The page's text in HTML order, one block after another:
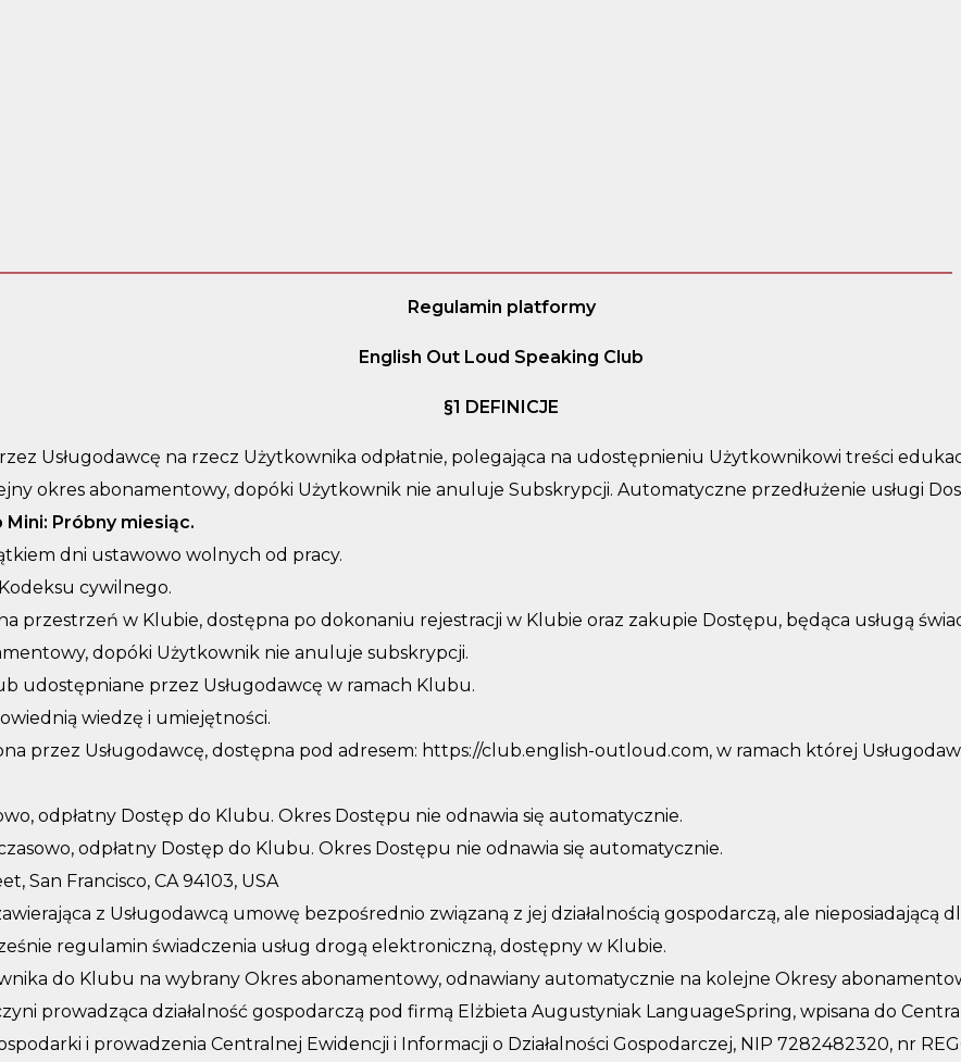
Regulamin platformy
English Out Loud Speaking Club
§1 DEFINICJE
Usługodawcę na rzecz Użytkownika odpłatnie, polegająca na udostępnieniu Użytkownikowi treści
okres abonamentowy, dopóki Użytkownik nie anuluje Subskrypcji. Automatyczne przedłużenie usługi
Mini: Próbny miesiąc.
dni ustawowo wolnych od pracy.
cywilnego.
przestrzeń w Klubie, dostępna po dokonaniu rejestracji w Klubie oraz zakupie Dostępu, będąca usługą
dopóki Użytkownik nie anuluje subskrypcji.
udostępniane przez Usługodawcę w ramach Klubu.
wiedzę i umiejętności.
przez Usługodawcę, dostępna pod adresem: https://club.english-outloud.com, w ramach której
odpłatny Dostęp do Klubu. Okres Dostępu nie odnawia się automatycznie.
odpłatny Dostęp do Klubu. Okres Dostępu nie odnawia się automatycznie.
San Francisco, CA 94103, USA
z Usługodawcą umowę bezpośrednio związaną z jej działalnością gospodarczą, ale nieposiadającą
regulamin świadczenia usług drogą elektroniczną, dostępny w Klubie.
do Klubu na wybrany Okres abonamentowy, odnawiany automatycznie na kolejne Okresy
prowadząca działalność gospodarczą pod firmą Elżbieta Augustyniak LanguageSpring, wpisana do
i prowadzenia Centralnej Ewidencji i Informacji o Działalności Gospodarczej, NIP 7282482320, nr